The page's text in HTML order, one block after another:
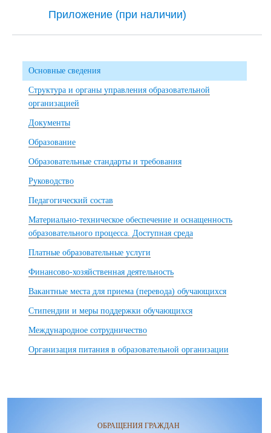
Приложение (при наличии)
Основные сведения
Структура и органы управления образовательной
организацией
Документы
Образование
Образовательные стандарты и требования
Руководство
Педагогический состав
Материально-техническое обеспечение и оснащенность
образовательного процесса. Доступная среда
Платные образовательные услуги
Финансово-хозяйственная деятельность
Вакантные места для приема (перевода) обучающихся
Стипендии и меры поддержки обучающихся
Международное сотрудничество
Организация питания в образовательной организации
ОБРАЩЕНИЯ ГРАЖДАН